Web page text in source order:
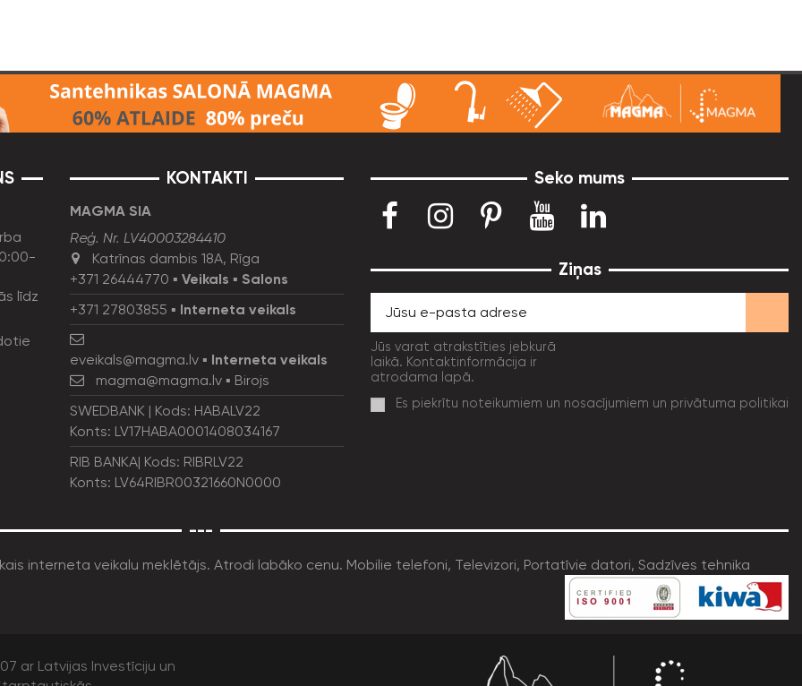
līdz
KONTAKTI
MAGMA SIA
Reģ. Nr. LV40003284410
Katrīnas dambis 18A, Rīga
+371 26444770 ▪ Veikals ▪ Salons
+371 27803855 ▪ Interneta veikals
eveikals@magma.lv ▪ Interneta veikals
magma@magma.lv▪ Birojs
SWEDBANK | Kods: HABALV22
Konts: LV17HABA0001408034167
RIB BANKA| Kods: RIBRLV22
Konts: LV64RIBR00321660N0000
Seko mums
Ziņas
Jūs varat atrakstīties jebkurā
laikā. Kontaktinformācija ir
atrodama lapā.
Es piekrītu noteikumiem un nosacījumiem un privātuma politikai
---
ar Latvijas Investīciju un